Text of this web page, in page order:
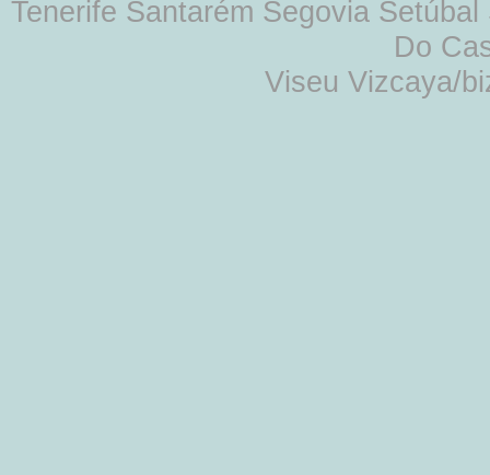
Tenerife Santarém Segovia
Do
Viseu Vizcaya/